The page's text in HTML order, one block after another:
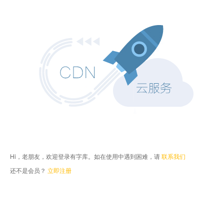
Hi，老朋友，欢迎登录有字库。如在使用中遇到困难，请联系我们
还不是会员？ 立即注册